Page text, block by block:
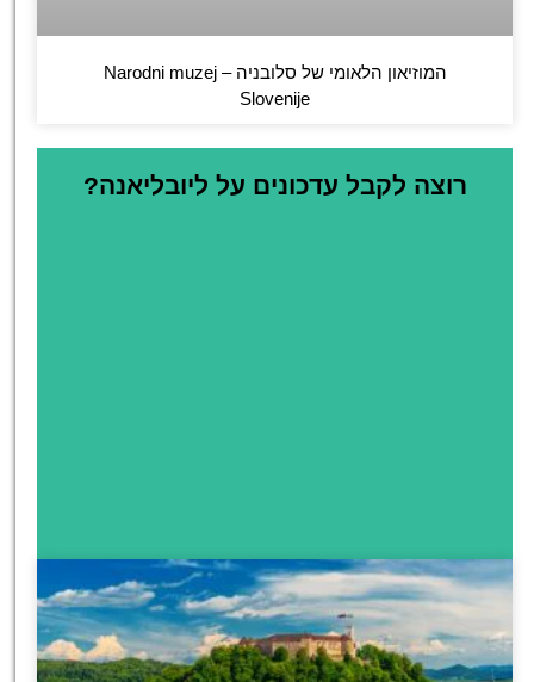
המוזיאון הלאומי של סלובניה – Narodni muzej
Slovenije
רוצה לקבל עדכונים על ליובליאנה?